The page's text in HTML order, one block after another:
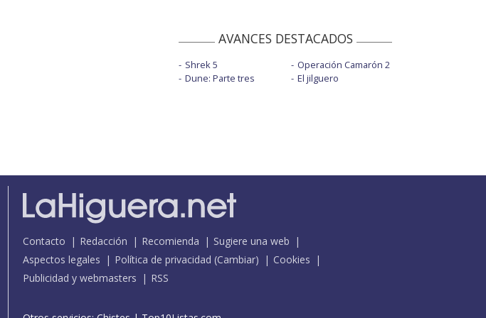
AVANCES DESTACADOS
Shrek 5
Dune: Parte tres
Operación Camarón 2
El jilguero
Contacto Redacción Recomienda
Sugiere una web
Aspectos legales
Política de privacidad (Cambiar)
Cookies
Publicidad y webmasters
RSS